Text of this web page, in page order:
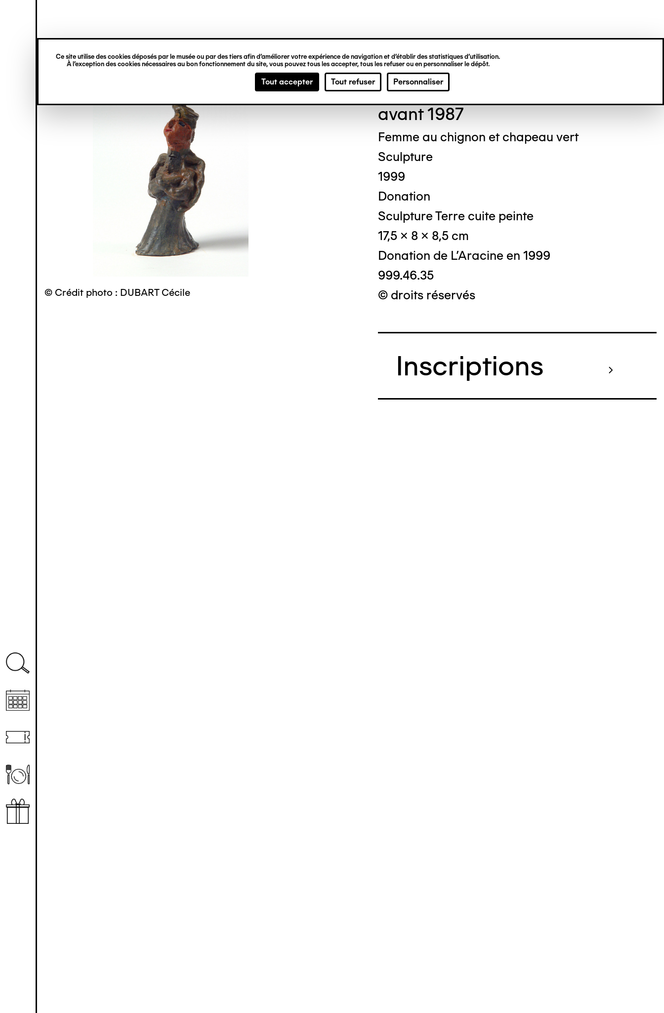
Ce site utilise des cookies déposés par le musée ou par des tiers afin d’améliorer votre expérience de navigation et d’établir des statistiques d’utilisation.
À l’exception des cookies nécessaires au bon fonctionnement du site, vous pouvez tous les accepter, tous les refuser ou en personnaliser le dépôt.
Tout accepter Tout refuser Personnaliser
principal
verticale
© Crédit photo : DUBART Cécile
Louise TOURNAY
avant 1987
Femme au chignon et chapeau vert
Sculpture
1999
Donation
Sculpture Terre cuite peinte
17,5 x 8 x 8,5 cm
Donation de L'Aracine en 1999
999.46.35
© droits réservés
Inscriptions